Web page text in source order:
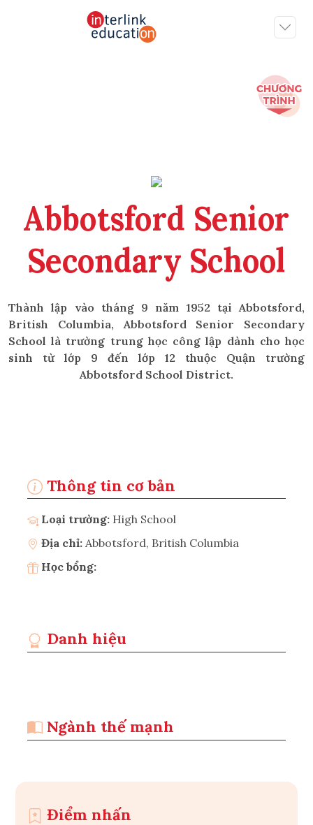
Abbotsford Senior
Secondary School
Thành lập vào tháng 9 năm 1952 tại Abbotsford,
British Columbia, Abbotsford Senior Secondary
School là trường trung học công lập dành cho học
sinh từ lớp 9 đến lớp 12 thuộc Quận trường
Abbotsford School District.
Thông tin cơ bản
Loại trường: High School
Địa chỉ: Abbotsford, British Columbia
Học bổng:
Danh hiệu
Ngành thế mạnh
Điểm nhấn